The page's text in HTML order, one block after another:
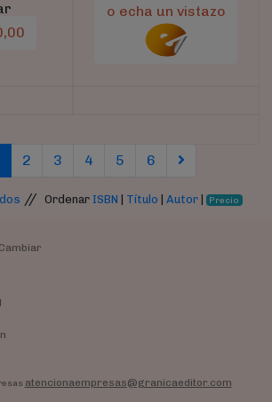
o echa un vistazo
(current)
2(current)
3(current)
4(current)
5(current)
6(current)
// Ordenar ISBN Título Autor| Precio
Cambiar
atencionaempresas@granicaeditor.com